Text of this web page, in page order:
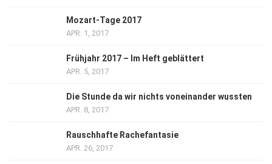
Mozart-Tage 2017
APR. 1, 2017
Frühjahr 2017 – Im Heft geblättert
APR. 5, 2017
Die Stunde da wir nichts voneinander wussten
APR. 8, 2017
Rauschhafte Rachefantasie
APR. 26, 2017